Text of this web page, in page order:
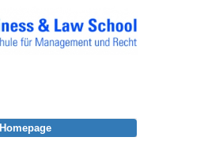
Homepage